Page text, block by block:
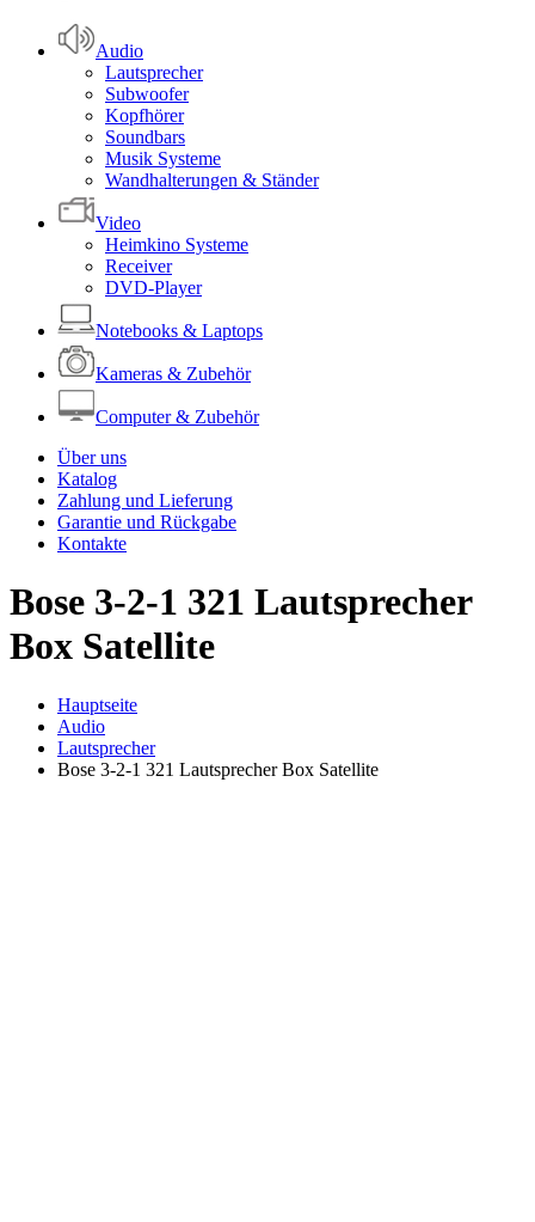
Audio
Lautsprecher
Subwoofer
Kopfhörer
Soundbars
Musik Systeme
Wandhalterungen & Ständer
Video
Heimkino Systeme
Receiver
DVD-Player
Notebooks & Laptops
Kameras & Zubehör
Computer & Zubehör
Über uns
Katalog
Zahlung und Lieferung
Garantie und Rückgabe
Kontakte
Bose 3-2-1 321 Lautsprecher
Box Satellite
Hauptseite
Audio
Lautsprecher
Bose 3-2-1 321 Lautsprecher Box Satellite